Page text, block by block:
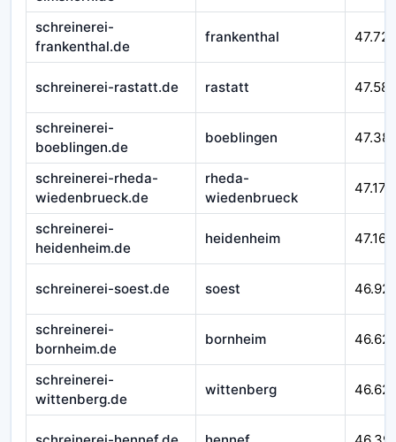
schreinerei-
frankenthal.de
frankenthal 47.727
schreinerei-rastatt.de rastatt 47.586
schreinerei-
boeblingen.de
boeblingen
schreinerei-rheda-
wiedenbrueck.de
rheda-
wiedenbrueck
47.177
schreinerei-
heidenheim.de
heidenheim 47.164
schreinerei-soest.de soest
schreinerei-
bornheim.de
bornheim
schreinerei-
wittenberg.de
wittenberg 46.621